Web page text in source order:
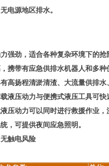
电源地区排水。
强劲，适合各种复杂环境下的抢
携带有应急供排水机器人和多种
高扬程清淤清渣、大流量供排
液压动力与便携式液压工具可快
压动力可以同时进行救援作业，
，可提供夜间应急照明。
触电风险